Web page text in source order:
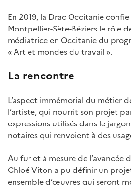
En 2019, la Drac Occitanie
Montpellier-Sète-Béziers le rôle
médiatrice en Occitanie du
« Art et mondes du travail ».
La rencontre
L’aspect immémorial du métier
l’artiste, qui nourrit son projet
expressions utilisés dans le
notaires qui renvoient à des
Au fur et à mesure de l’avancée
Chloé Viton a pu définir un
ensemble d’œuvres qui seront